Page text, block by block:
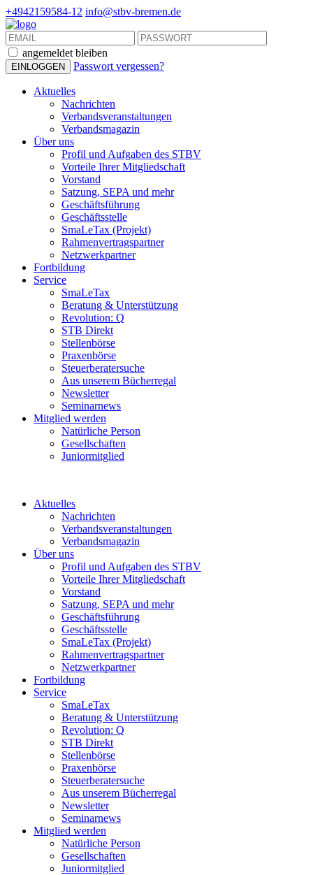
+4942159584-12 info@stbv-bremen.de
angemeldet bleiben
Passwort vergessen?
Aktuelles
Nachrichten
Verbandsveranstaltungen
Verbandsmagazin
Über uns
Profil und Aufgaben des STBV
Vorteile Ihrer Mitgliedschaft
Vorstand
Satzung, SEPA und mehr
Geschäftsführung
Geschäftsstelle
SmaLeTax (Projekt)
Rahmenvertragspartner
Netzwerkpartner
Fortbildung
Service
SmaLeTax
Beratung & Unterstützung
Revolution: Q
STB Direkt
Stellenbörse
Praxenbörse
Steuerberatersuche
Aus unserem Bücherregal
Newsletter
Seminarnews
Mitglied werden
Natürliche Person
Gesellschaften
Juniormitglied
Aktuelles
Nachrichten
Verbandsveranstaltungen
Verbandsmagazin
Über uns
Profil und Aufgaben des STBV
Vorteile Ihrer Mitgliedschaft
Vorstand
Satzung, SEPA und mehr
Geschäftsführung
Geschäftsstelle
SmaLeTax (Projekt)
Rahmenvertragspartner
Netzwerkpartner
Fortbildung
Service
SmaLeTax
Beratung & Unterstützung
Revolution: Q
STB Direkt
Stellenbörse
Praxenbörse
Steuerberatersuche
Aus unserem Bücherregal
Newsletter
Seminarnews
Mitglied werden
Natürliche Person
Gesellschaften
Juniormitglied